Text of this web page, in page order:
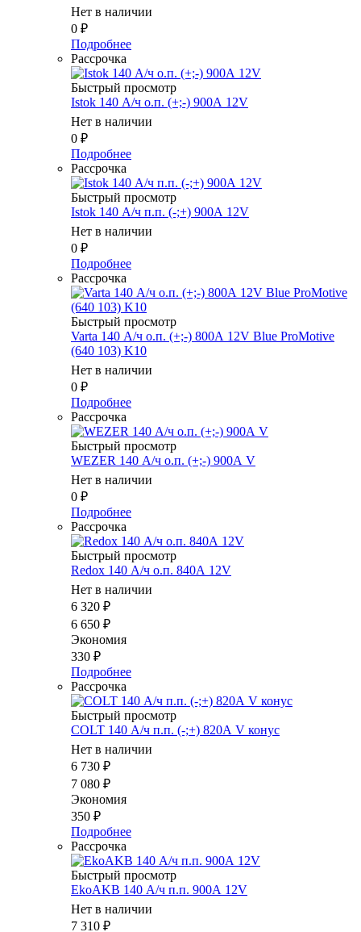
Нет в наличии
0 ₽
Подробнее
Рассрочка
Быстрый просмотр
Istok 140 А/ч о.п. (+;-) 900А 12V
Нет в наличии
0 ₽
Подробнее
Рассрочка
Быстрый просмотр
Istok 140 А/ч п.п. (-;+) 900А 12V
Нет в наличии
0 ₽
Подробнее
Рассрочка
Быстрый просмотр
Varta 140 А/ч о.п. (+;-) 800А 12V Blue ProMotive
(640 103) K10
Нет в наличии
0 ₽
Подробнее
Рассрочка
Быстрый просмотр
WEZER 140 А/ч о.п. (+;-) 900А V
Нет в наличии
0 ₽
Подробнее
Рассрочка
Быстрый просмотр
Redox 140 А/ч о.п. 840А 12V
Нет в наличии
6 320 ₽
6 650 ₽
Экономия
330 ₽
Подробнее
Рассрочка
Быстрый просмотр
COLT 140 А/ч п.п. (-;+) 820А V конус
Нет в наличии
6 730 ₽
7 080 ₽
Экономия
350 ₽
Подробнее
Рассрочка
Быстрый просмотр
EkoAKB 140 А/ч п.п. 900А 12V
Нет в наличии
7 310 ₽